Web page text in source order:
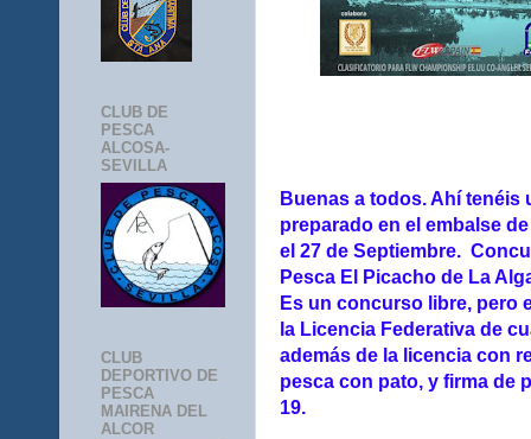
Buenas a todos. Ahí
preparado en el embalse
el 27 de Septiembre.
Pesca El Picacho de La
Es un concurso libre, pero
la Licencia Federativa de
además de la licencia con
pesca con pato, y firma de
19.
CLUB DE
PESCA
ALCOSA-
SEVILLA
CLUB
DEPORTIVO DE
PESCA
MAIRENA DEL
ALCOR